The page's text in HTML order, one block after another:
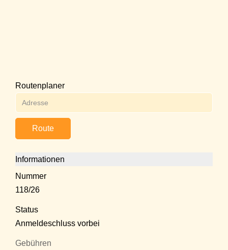
Routenplaner
Route
Informationen
Nummer
118/26
Status
Anmeldeschluss vorbei
Gebühren